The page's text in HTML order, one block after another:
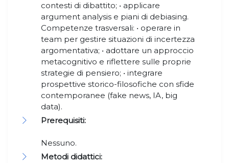
contesti di dibattito; • applicare
argument analysis e piani di debiasing.
Competenze trasversali: • operare in
team per gestire situazioni di incertezza
argomentativa; • adottare un approccio
metacognitivo e riflettere sulle proprie
strategie di pensiero; • integrare
prospettive storico-filosofiche con sfide
contemporanee (fake news, IA, big
data).
Prerequisiti:
Nessuno.
Metodi didattici: